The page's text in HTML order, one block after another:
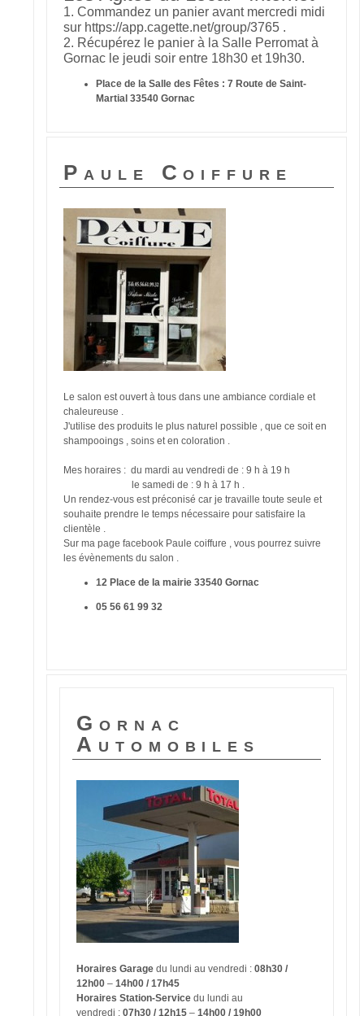
1. Commandez un panier avant mercredi midi
sur https://app.cagette.net/group/3765 .
2. Récupérez le panier à la Salle Perromat à
Gornac le jeudi soir entre 18h30 et 19h30.
Place de la Salle des Fêtes : 7 Route de Saint-
Martial 33540 Gornac
Paule Coiffure
Le salon est ouvert à tous dans une ambiance cordiale et
chaleureuse .
J'utilise des produits le plus naturel possible , que ce soit en
shampooings , soins et en coloration .
Mes horaires : du mardi au vendredi de : 9 h à 19 h
le samedi de : 9 h à 17 h .
Un rendez-vous est préconisé car je travaille toute seule et
souhaite prendre le temps nécessaire pour satisfaire la
clientèle .
Sur ma page facebook Paule coiffure , vous pourrez suivre
les évènements du salon .
12 Place de la mairie 33540 Gornac
05 56 61 99 32
Gornac
Automobiles
Horaires Garage du lundi au vendredi : 08h30 /
12h00 – 14h00 / 17h45
Horaires Station-Service du lundi au
vendredi : 07h30 / 12h15 – 14h00 / 19h00